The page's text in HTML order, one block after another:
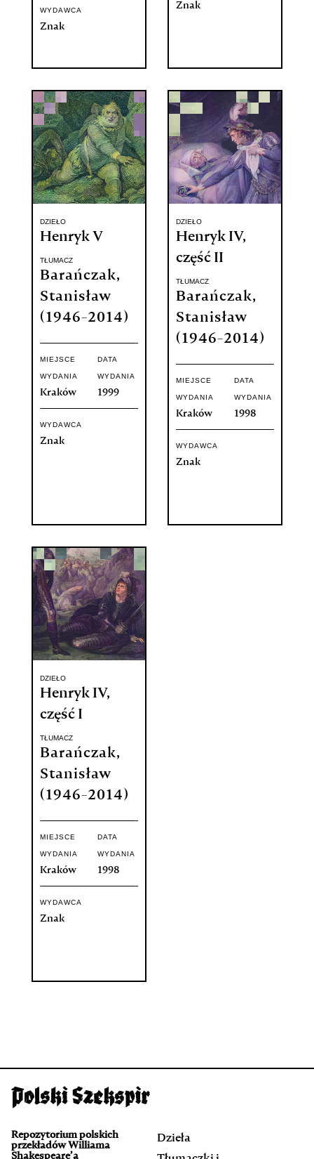
WYDAWCA
Znak
Znak
DZIEŁO
Henryk V
TŁUMACZ
Barańczak,
Stanisław
(1946-2014)
MIEJSCE
WYDANIA
Kraków
DATA
WYDANIA
1999
WYDAWCA
Znak
DZIEŁO
Henryk IV,
część II
TŁUMACZ
Barańczak,
Stanisław
(1946-2014)
MIEJSCE
WYDANIA
Kraków
DATA
WYDANIA
1998
WYDAWCA
Znak
DZIEŁO
Henryk IV,
część I
TŁUMACZ
Barańczak,
Stanisław
(1946-2014)
MIEJSCE
WYDANIA
Kraków
DATA
WYDANIA
1998
WYDAWCA
Znak
Repozytorium polskich
przekładów Williama
Shakespeare’a
Dzieła